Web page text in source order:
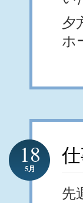
夕
ホ
18
5月
先